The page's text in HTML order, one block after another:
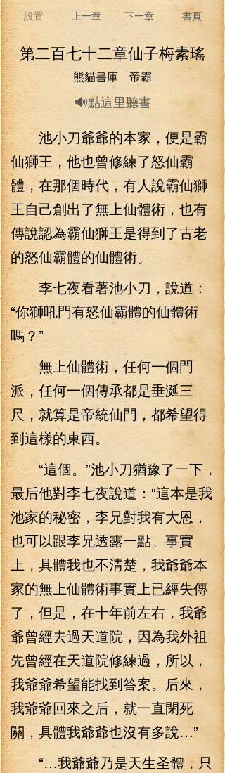
設置 上一章 下一章 書頁
第二百七十二章仙子梅素瑤
熊貓書庫 帝霸
🔊點這里聽書
池小刀爺爺的本家，便是霸
仙獅王，他也曾修練了怒仙霸
體，在那個時代，有人說霸仙獅
王自己創出了無上仙體術，也有
傳說認為霸仙獅王是得到了古老
的怒仙霸體的仙體術。
李七夜看著池小刀，說道：
“你獅吼門有怒仙霸體的仙體術
嗎？”
無上仙體術，任何一個門
派，任何一個傳承都是垂涎三
尺，就算是帝統仙門，都希望得
到這樣的東西。
“這個。”池小刀猶豫了一下，
最后他對李七夜說道：“這本是我
池家的秘密，李兄對我有大恩，
也可以跟李兄透露一點。事實
上，具體我也不清楚，我爺爺本
家的無上仙體術事實上已經失傳
了，但是，在十年前左右，我爺
爺曾經去過天道院，因為我外祖
先曾經在天道院修練過，所以，
我爺爺希望能找到答案。后來，
我爺爺回來之后，就一直閉死
關，具體我爺爺也沒有多說…”
“…我爺爺乃是天生圣體，只